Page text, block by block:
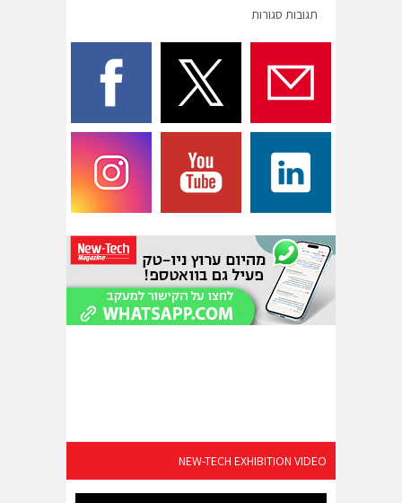
תגובות סגורות
NEW-TECH EXHIBITION VIDEO